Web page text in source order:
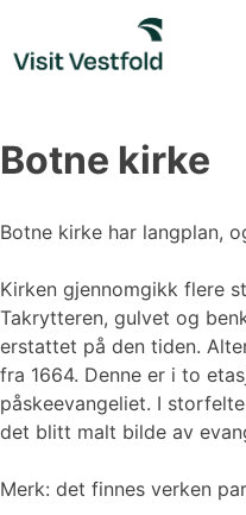
content
Botne kirke
Botne kirke har langplan,
Kirken gjennomgikk flere
Takrytteren, gulvet og
erstattet på den tiden.
fra 1664. Denne er i to
påskeevangeliet. I
det blitt malt bilde av
Merk: det finnes verken